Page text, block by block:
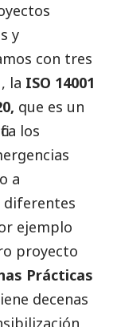
y
con tres
, la ISO 14001
que es un
los
a
diferentes
ejemplo
proyecto
Prácticas
decenas